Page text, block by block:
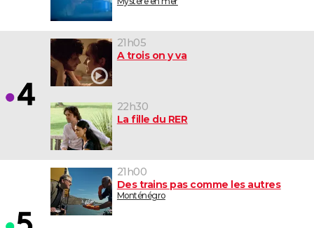
21h05
A trois on y va
22h30
La fille du RER
21h00
Des trains pas comme les autres
Monténégro